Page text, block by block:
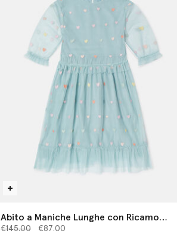
Abito a Maniche Lunghe con Ricamo
Cuore
Prezzo ridotto da
€145.00a €87.00